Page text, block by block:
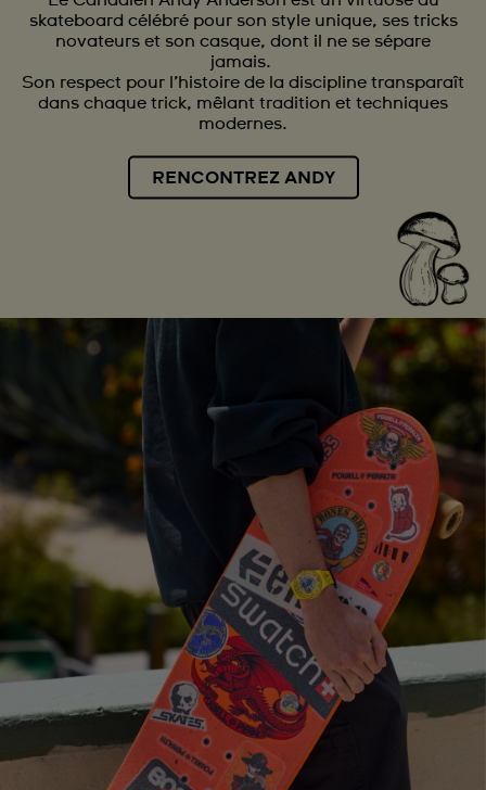
skateboard célébré pour son style unique, ses tricks
novateurs et son casque, dont il ne se sépare
jamais.
Son respect pour l’histoire de la discipline transparaît
dans chaque trick, mêlant tradition et techniques
modernes.
RENCONTREZ ANDY